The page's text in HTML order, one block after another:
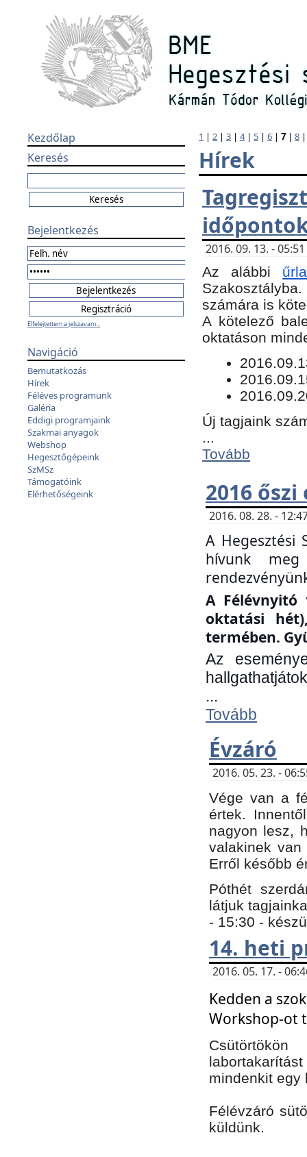
Kezdőlap
Keresés
Bejelentkezés
Elfelejtettem a jelszavam...
Navigáció
Bemutatkozás
Hírek
Féléves programunk
Galéria
Eddigi programjaink
Szakmai anyagok
Webshop
Hegesztőgépeink
SzMSz
Támogatóink
Elérhetőségeink
1 | 2 | 3 | 4| 5 | 6 | 7 | 8
Hírek
2016. 09. 13. -
Az alábbi
számára is
​A kötelező
oktatáson
Új tagjaink
...
Tovább
2016
2016. 08. 28. -
A Hegesztési
hívunk
A Félévnyitó
oktatási
termében.
Az
...
Tovább
Évzáró
2016. 05. 23. -
Vége van a
értek.
nagyon lesz,
valakinek
Erről később
Póthét
látjuk
- 15:30 -
14. heti
2016. 05. 17. -
Kedden a
Workshop-ot
mindenkit
Félévzáró
küldünk.